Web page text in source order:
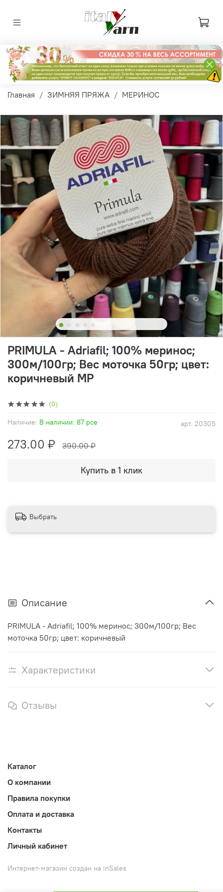
Главная ЗИМНЯЯ ПРЯЖА МЕРИНОС
(0)
арт. 20305
Наличие: В наличии: 87 pce
PRIMULA - Adriafil; 100% меринос;
300м/100гр; Вес моточка 50гр; цвет:
коричневый MP
273.00 ₽ 390.00 ₽
Купить в 1 клик
Выбрать
Описание
PRIMULA - Adriafil; 100% меринос; 300м/100гр; Вес
моточка 50гр; цвет: коричневый
Характеристики
Отзывы
Каталог
О компании
Правила покупки
Оплата и доставка
Контакты
Личный кабинет
Интернет-магазин создан на inSales